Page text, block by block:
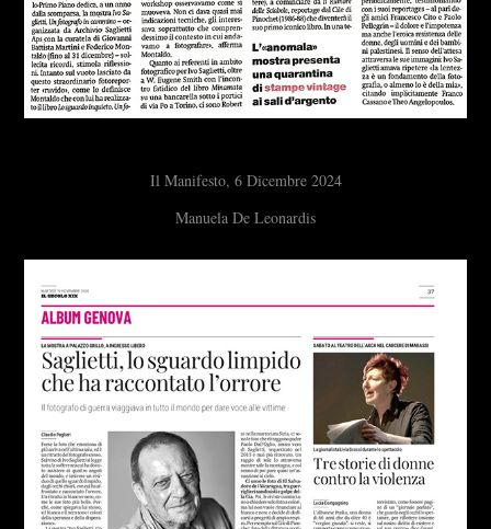
Il Manifesto, 6 Dicembre 2024
Manuela De Leonardis